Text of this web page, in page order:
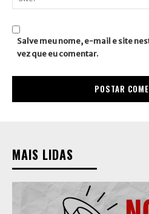
Salve meu nome, e-mail e site
vez que eu comentar.
MAIS LIDAS